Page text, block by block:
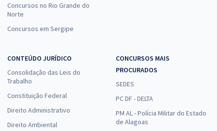
Concursos no Rio Grande do
Norte
Concursos em Sergipe
CONTEÚDO JURÍDICO
Consolidação das Leis do
Trabalho
Constituição Federal
Direito Administrativo
Direito Ambiental
CONCURSOS MAIS
PROCURADOS
SEDES
PC DF - DELTA
PM AL - Polícia Militar do Estado
de Alagoas